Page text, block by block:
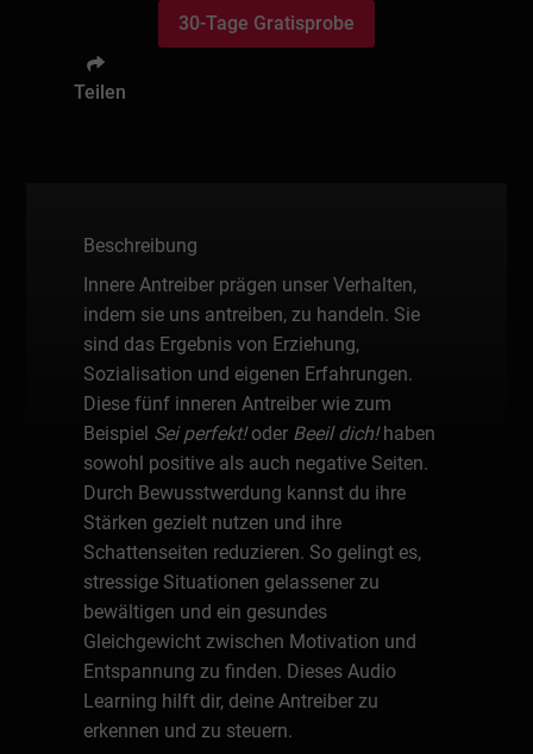
30-Tage Gratisprobe
Teilen
Beschreibung
Innere Antreiber prägen unser Verhalten,
indem sie uns antreiben, zu handeln. Sie
sind das Ergebnis von Erziehung,
Sozialisation und eigenen Erfahrungen.
Diese fünf inneren Antreiber wie zum
Beispiel Sei perfekt!oder Beeil dich!haben
sowohl positive als auch negative Seiten.
Durch Bewusstwerdung kannst du ihre
Stärken gezielt nutzen und ihre
Schattenseiten reduzieren. So gelingt es,
stressige Situationen gelassener zu
bewältigen und ein gesundes
Gleichgewicht zwischen Motivation und
Entspannung zu finden. Dieses Audio
Learning hilft dir, deine Antreiber zu
erkennen und zu steuern.